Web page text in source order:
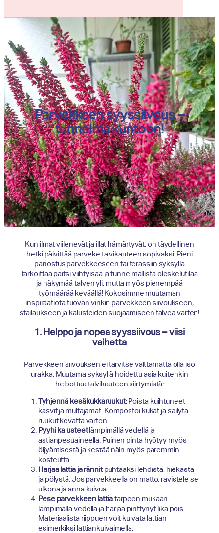
Parvekkeen syyssiivous –
tunnelma kuntoon!
Kun ilmat viilenevät ja illat hämärtyvät, on täydellinen
hetki päivittää parveke talvikauteen sopivaksi. Pieni
panostus parvekkeeseen tai terassiin syksyllä
tarkoittaa paitsi viihtyisää ja tunnelmallista oleskelutilaa
ja näkymää talven yli, mutta myös pienempää
työmäärää keväällä! Kokosimme muutaman
inspiraatiota tuovan vinkin parvekkeen siivoukseen,
stailaukseen ja kalusteiden suojaamiseen talvea varten!
1. Helppo ja nopea syyssiivous – viisi
vaihetta
Parvekkeen siivouksen ei tarvitse välttämättä olla iso
urakka. Muutama syksyllä hoidettu asia kuitenkin
helpottaa talvikauteen siirtymistä:
Tyhjennä kesäkukkaruukut: Poista kuihtuneet
kasvit ja multajämät. Kompostoi kukat ja säilytä
ruukut kevättä varten.
Pyyhi kalusteetlämpimällä vedellä ja
astianpesuaineella. Puinen pinta hyötyy myös
öljyämisestä ja kestää näin myös paremmin
kosteutta.
Harjaa lattia ja rännitpuhtaaksi lehdistä, hiekasta
ja pölystä. Jos parvekkeella on matto, ravistele se
ulkona ja anna kuivua.
Pese parvekkeen lattiatarpeen mukaan
lämpimällä vedellä ja harjaa pinttynyt lika pois.
Materiaalista riippuen voit kuivata lattian
esimerkiksi lattiankuivaimella.